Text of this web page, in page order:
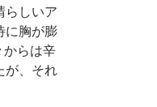
らしいア
に胸が膨
からは辛
が、それ